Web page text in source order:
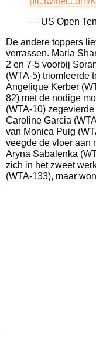
— US Open
De andere toppers
verrassen. Maria
2 en 7-5 voorbij
(WTA-5) triomfeerde
Angelique Kerber
82) met de nodige
(WTA-10)
Caroline Garcia
van Monica Puig
veegde de vloer aan
Aryna Sabalenka
zich in het zweet
(WTA-133), maar